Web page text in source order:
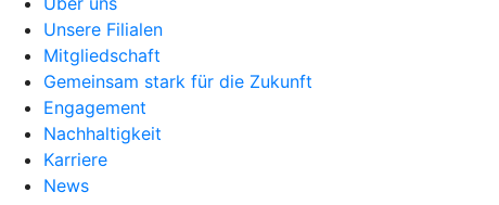
Unsere Filialen
Mitgliedschaft
Gemeinsam stark für die Zukunft
Engagement
Nachhaltigkeit
Karriere
News